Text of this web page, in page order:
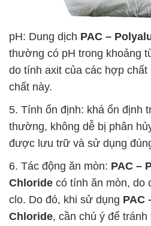
pH: Dung dịch PAC –
thường có pH trong khoảng
do tính axit của các hợp chất
chất này.
5. Tính ổn định: khá ổn định
thường, không dễ bị phân
được lưu trữ và sử dụng
6. Tác động ăn mòn: PAC –
Chloride có tính ăn mòn, do
clo. Do đó, khi sử dụng PAC
Chloride, cần chú ý để